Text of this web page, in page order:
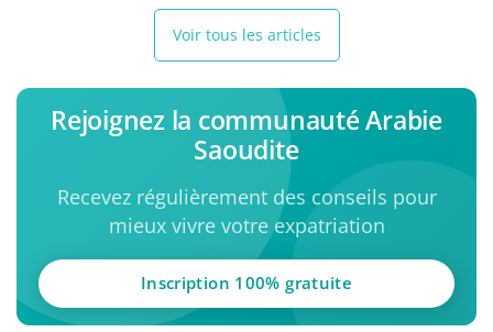
Voir tous les articles
Rejoignez la communauté Arabie
Saoudite
Recevez régulièrement des conseils pour
mieux vivre votre expatriation
Inscription 100% gratuite